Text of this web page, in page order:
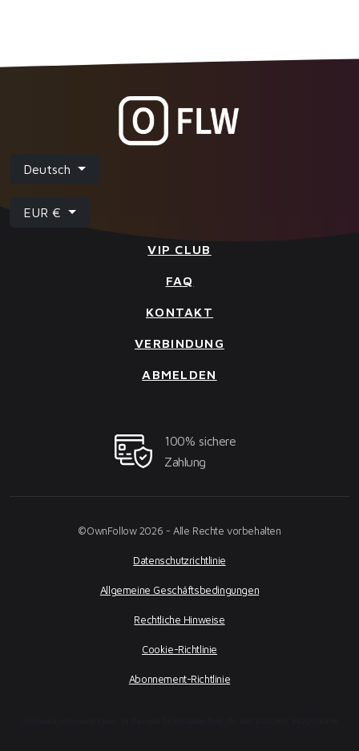
Deutsch
EUR €
VIP CLUB
FAQ
KONTAKT
VERBINDUNG
ABMELDEN
100% sichere
Zahlung
©OwnFollow 2026 - Alle Rechte vorbehalten
Datenschutzrichtlinie
Allgemeine Geschäftsbedingungen
Rechtliche Hinweise
Cookie-Richtlinie
Abonnement-Richtlinie